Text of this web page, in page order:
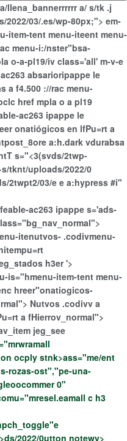
llena_bannerrrrrr a/ s/tk .j
03/.es/wp-80px;"> em-
item-tent menu-iteent menu-
menu-i:/nster"bsa-
o-a-pl19/iv class='all' m-v-e
absarioripappe le
a f4.500 ://rac menu-
href mpla o a pl19
ac263 ipappe le
onatiógicos en lfPu=rt a
a:h.dark vdurabsa
s="<3(svds/2twp-
tknt/uploads/2022/0
2twpt2/03/e e a:hypress #i"
ac263 ipappe s='ads-
itenutvos- .codivmenu-
h3er '>
is="hmenu-item-tent menu-
hreer"onatiogicos-
Nutvos .codivv a
a fHierrov_normal">
jeg_see
ocply stnk>ass="me/ent
rozas-ost","pe-una-
0"
c h3
2022/0utton notewv>